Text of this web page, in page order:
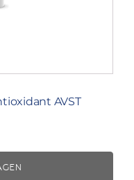
AVST